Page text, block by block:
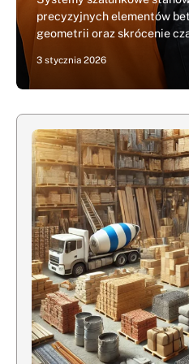
precyzyjnych elementów
geometrii oraz skrócenie
3 stycznia 2026